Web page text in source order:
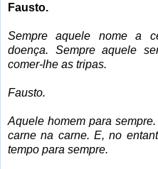
Fausto.
Sempre aquele nome a
doença. Sempre aquele
comer-lhe as tripas.
Fausto.
Aquele homem para
carne na carne. E, no
tempo para sempre.